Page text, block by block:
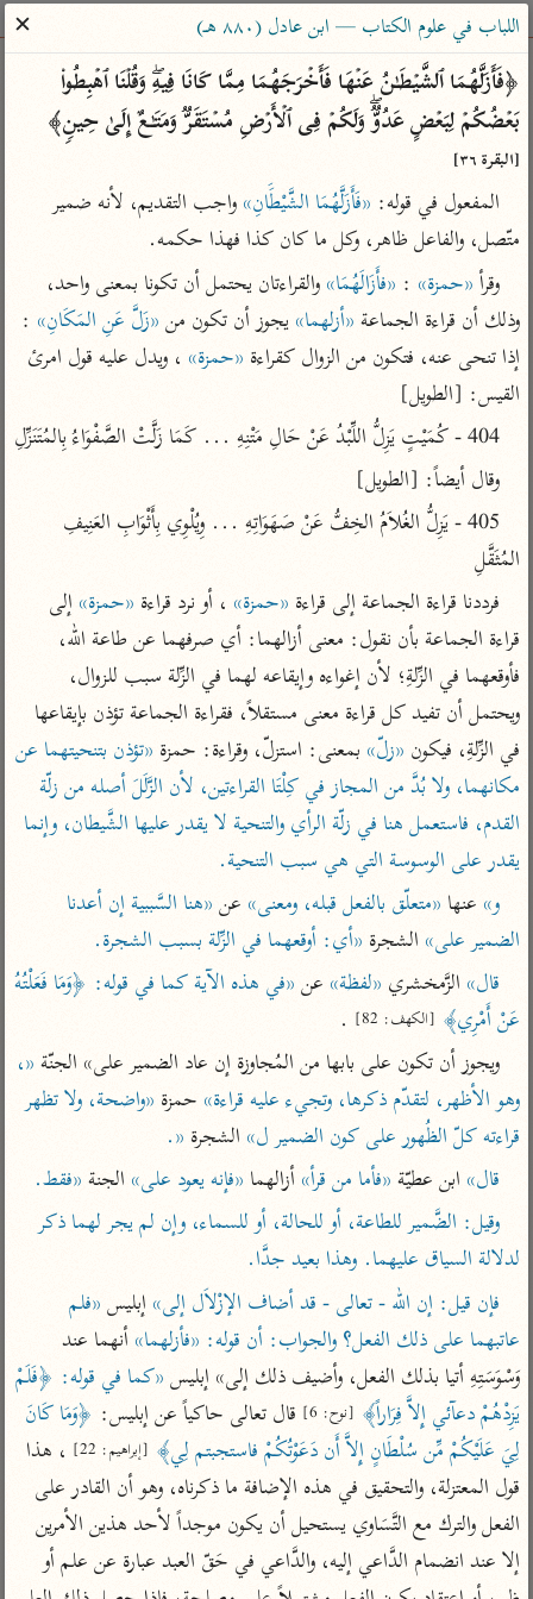
ساهم معنا في نشر القرآن والعلم الشرعي
الباحث القرآني
بحث تفسير علوم مصاحف معاجم
Type 2 or more characters for results.
Type 1 or more
characters for results.
أمّهات
تفسير الطبري
تفسير ابن كثير
تفسير القرطبي
تفسير البغوي
جمع الأقوال
تفسير ابن الجوزي
تفسير الماوردي
منتقاة
تفسير ابن القيم
تفسير ابن تيمية
عامّة
تفسير السمعاني
تفسير مكّي
محاسن التأويل
للقاسمي
تفسير الثعالبي
تفسير السمرقندي
تفسير الثعلبي
عامّة
فتح البيان للقنوجي
فتح القدير للشوكاني
تفسير ابن جزي
موسوعات
تفسير الآلوسي
أخرى
أضواء البيان
نظم الدرر للبقاعي
لغة وبلاغة
التحرير والتنوير
المحرر الوجيز لابن
عطية
البحر المحيط لأبي
حيان
تفسير أبي السعود
الكشاف للزمخشري
معاصرة
الميسر
المختصر في
تفسير السعدي
القرآن – تدبر وعمل
مركَّزة العبارة
تفسير الجلالين
جامع البيان للإيجي
تفسير البيضاوي
تفسير النسفي
تفسير ابن أبي زمنين
آثار
الدر المنثور
تفسير مقاتل
تفسير قتادة
اشترك لتصلك أخبار مشاريعنا
اشترك
راسلنا •تليجرام •تويتر
تعليمات • عن الباحث القرآني
اللباب في علوم الكتاب — ابن عادل (٨٨٠ هـ)
✕
بَعۡضُكُمۡ لِبَعۡضٍ عَدُوࣱّۖ وَلَكُمۡ فِی ٱلۡأَرۡضِ مُسۡتَقَرࣱّ وَمَتَـٰعٌ إِلَىٰ حِینࣲ﴾
[البقرة ٣٦]
المفعول في قوله: «فَأَزَلَّهُمَا الشَّيْطََانِ»
واجب التقديم، لأنه ضمير
متّصل، والفاعل ظاهر، وكل ما كان كذا فهذا حكمه.
وقرأ «حمزة» : «فأَزَالَهُمَا»
وذلك أن قراءة الجماعة «أزلهما» يجوز أن تكون من «زَلَّ عَنِ المَكَانِ»
إذا تنحى عنه، فتكون من الزوال كقراءة «حمزة»
القيس: [الطويل]
404 - كُمَيْتٍ يَزِلُّ اللِّبْدُ عَنْ حَالِ مَتْنِهِ ... كَمَا زَلَّتْ الصَّفْوَاءُ بِالمُتَنَزِّلِ
وقال أيضاً: [الطويل]
المُثَقَّلِ
فرددنا قراءة الجماعة إلى قراءة «حمزة» ، أو نرد قراءة «حمزة»
في الزِّلةِ، فيكون «زلّ» بمعنى: استزلّ، وقراءة: حمزة
يقدر على الوسوسة التي هي سبب التنحية.
و» عنها «متعلّق بالفعل قبله، ومعنى» عن
الضمير على» الشجرة «أي: أوقعهما في الزِّلة بسبب الشجرة.
قال» الزَّمخشري «لفظة» عن
عَنْ أَمْرِي﴾ [الكهف: 82]
.
ويجوز أن تكون على بابها من المُجاوزة إن عاد الضمير على» الجنّة
وهو الأظهر، لتقدّم ذكرها، وتجيء عليه قراءة» حمزة
«واضحة، ولا تظهر
قراءته كلّ الظُهور على كون الضمير ل» الشجرة «.
قال» ابن عطيّة «فأما من قرأ» أزالهما «فإنه يعود على» الجنة «فقط.
وقيل: الضَّمير للطاعة، أو للحالة، أو للسماء، وإن لم يجر لهما ذكر
لدلالة السياق عليهما. وهذا بعيد جدَّا.
فإن قيل: إن الله - تعالى - قد أضاف الإزْلاَل إلى» إبليس
عاتبهما على ذلك الفعل؟ والجواب: أن قوله: «فأزلهما»
وَسْوَسَتِهِ أتيا بذلك الفعل، وأضيف ذلك إلى» إبليس
يَزِدْهُمْ دعآئي إِلاَّ فِرَاراً﴾ [نوح: 6] قال تعالى حاكياً عن إبليس:
لِيَ عَلَيْكُمْ مِّن سُلْطَانٍ إِلاَّ أَن دَعَوْتُكُمْ فاستجبتم لِي﴾ [إبراهيم: 22]
إلا عند انضمام الدَّاعي إليه، والدَّاعي في حَقّ العبد عبارة عن علم أو